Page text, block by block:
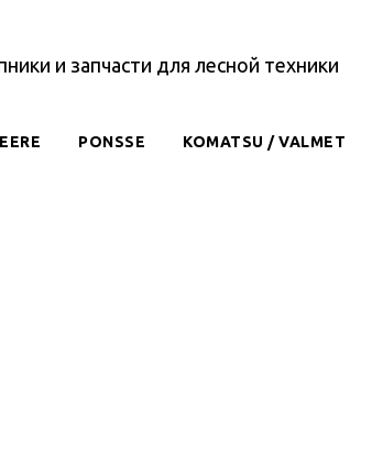
и запчасти для лесной техники
PONSSE KOMATSU / VALMET